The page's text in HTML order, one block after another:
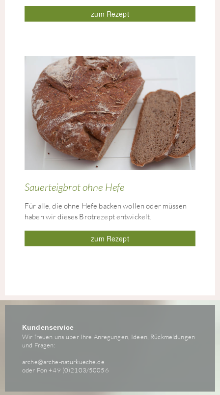
zum Rezept
Sauerteigbrot ohne Hefe
Für alle, die ohne Hefe backen wollen oder müssen
haben wir dieses Brotrezept entwickelt.
zum Rezept
Kundenservice
Wir freuen uns über Ihre Anregungen, Ideen, Rückmeldungen
und Fragen:
arche@arche-naturkueche.de
oder Fon +49 (0)2103/50056